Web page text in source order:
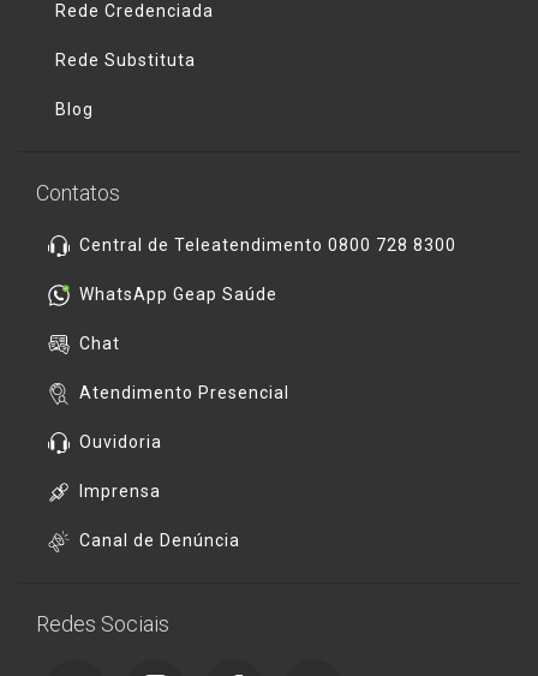
Rede Credenciada
Rede Substituta
Blog
Contatos
Central de Teleatendimento 0800 728 8300
WhatsApp Geap Saúde
Chat
Atendimento Presencial
Ouvidoria
Imprensa
Canal de Denúncia
Redes Sociais